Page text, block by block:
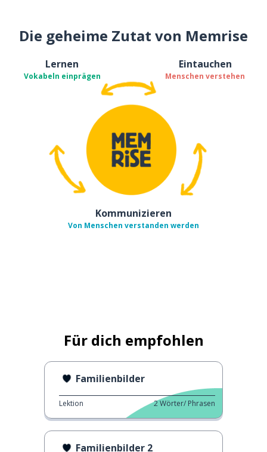
Die geheime Zutat von Memrise
Lernen
Vokabeln einprägen
Eintauchen
Menschen verstehen
Kommunizieren
Von Menschen verstanden werden
Für dich empfohlen
Familienbilder
Lektion 2Wörter/ Phrasen
Familienbilder 2